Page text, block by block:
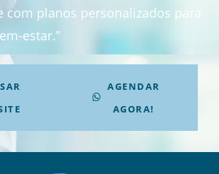
com planos personalizados para
estar.”
AGENDAR
AGORA!